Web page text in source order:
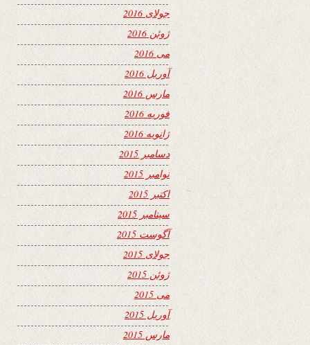
جولای 2016
ژوئن 2016
می 2016
آوریل 2016
مارس 2016
فوریه 2016
ژانویه 2016
دسامبر 2015
نوامبر 2015
اکتبر 2015
سپتامبر 2015
آگوست 2015
جولای 2015
ژوئن 2015
می 2015
آوریل 2015
مارس 2015